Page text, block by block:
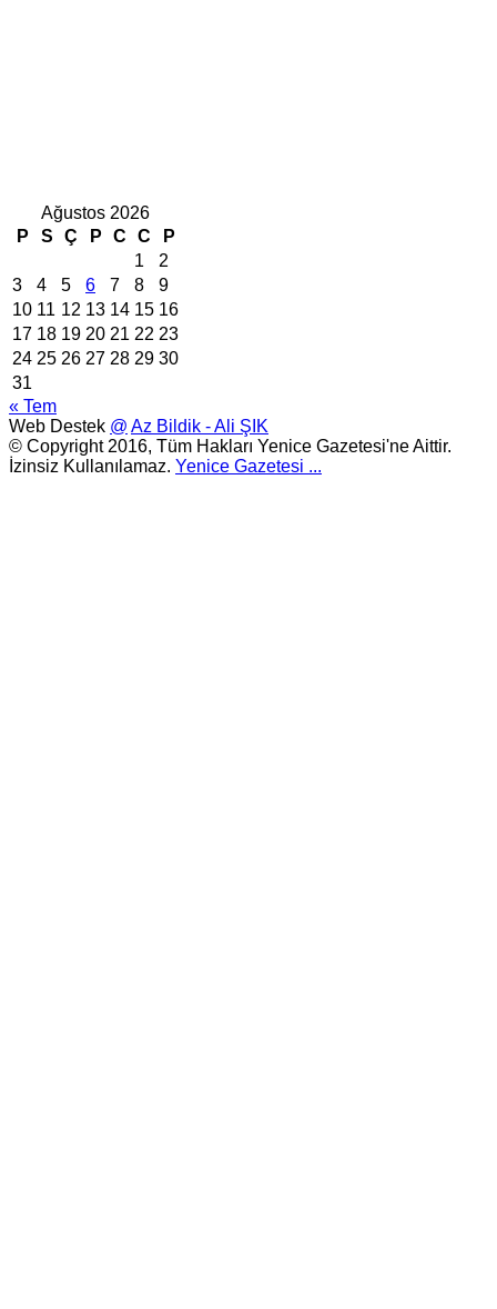
Ağustos 2026
P
S Ç P C C
P
1
2
3
4 5 6 7 8
9
10 11 12 13 14 15 16
17 18 19 20 21 22 23
24 25 26 27 28 29 30
31
« Tem
Web Destek @ Az Bildik - Ali ŞIK
© Copyright 2016, Tüm Hakları Yenice Gazetesi'ne Aittir.
İzinsiz Kullanılamaz. Yenice Gazetesi ...